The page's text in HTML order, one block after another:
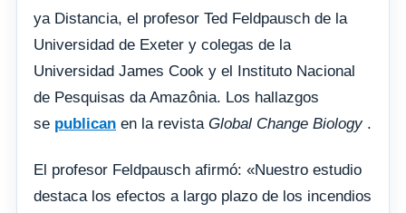
ya Distancia, el profesor Ted Feldpausch de la
Universidad de Exeter y colegas de la
Universidad James Cook y el Instituto Nacional
de Pesquisas da Amazônia. Los hallazgos
se publican en la revista Global Change Biology.
El profesor Feldpausch afirmó: «Nuestro estudio
destaca los efectos a largo plazo de los incendios